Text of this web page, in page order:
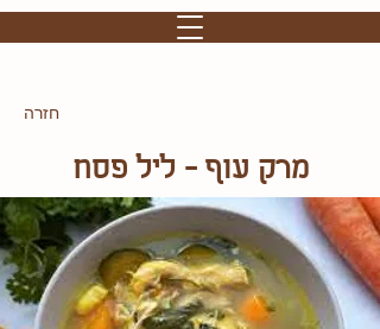
חזרה
מרק עוף - ליל פסח